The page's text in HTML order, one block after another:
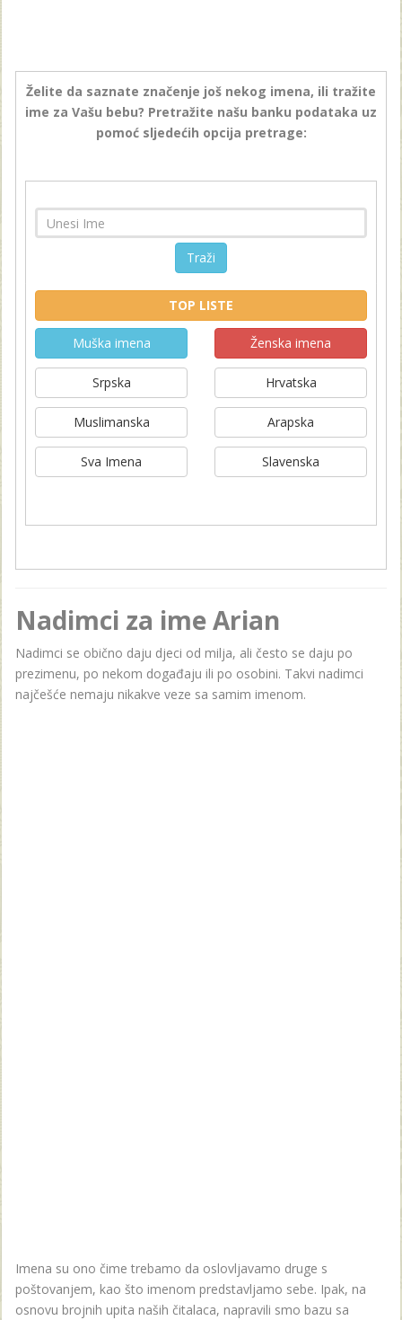
Želite da saznate značenje još nekog imena, ili tražite
ime za Vašu bebu? Pretražite našu banku podataka uz
pomoć sljedećih opcija pretrage:
Traži
TOP LISTE
Muška imena Ženska imena
Srpska Hrvatska
Muslimanska Arapska
Sva Imena Slavenska
Nadimci za ime Arian
Nadimci se obično daju djeci od milja, ali često se daju po
prezimenu, po nekom događaju ili po osobini. Takvi nadimci
najčešće nemaju nikakve veze sa samim imenom.
Imena su ono čime trebamo da oslovljavamo druge s
poštovanjem, kao što imenom predstavljamo sebe. Ipak, na
osnovu brojnih upita naših čitalaca, napravili smo bazu sa